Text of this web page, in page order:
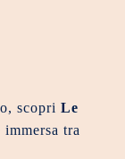
scopri Le
tra